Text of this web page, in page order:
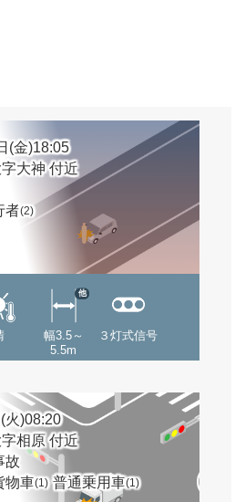
(金)18:05
大神 付近
者(2)
幅3.5～
5.5m
他
３灯式信号
火)08:20
相原 付近
故
物車(1) 普通乗用車(1)